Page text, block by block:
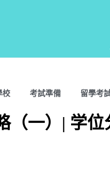
校 考試準備 留學考
（一）| 学位